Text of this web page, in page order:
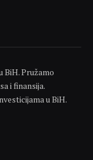
Pružamo
i finansija.
u BiH.